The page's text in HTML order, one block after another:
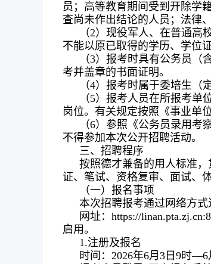
员；高等教育期间受到开除学
查尚未作出结论的人员；法律
（2）现役军人、在普通
不能以原已取得的学历、学位
（3）报考时具有公务员
考并盖章的书面证明。
（4）报考时属于委培生
（5）报考人员在所报考
岗位。有关规定按照《事业单
（6）参照《公务员录用考
不得参加本次公开招聘活动。
三、招聘程序
按照德才兼备的用人标准
证、笔试、资格复审、面试、
（一）报名事项
本次招聘报考通过网络方式
网址：https://
启用。
1.注册及报名
时间：2026年6月3日9时—6